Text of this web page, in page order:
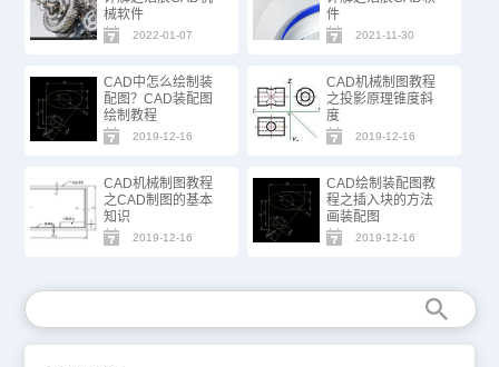
械软件
2022-01-07
件
2021-11-30
CAD中怎么绘制装
配图？CAD装配图
绘制教程
2019-12-16
CAD机械制图教程
之投影原理锥度斜
度
2019-12-16
CAD机械制图教程
之CAD制图的基本
知识
2019-12-16
CAD绘制装配图教
程之插入块的方法
画装配图
2019-12-16